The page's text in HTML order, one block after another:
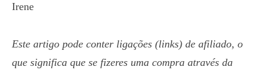
Irene
Este artigo pode conter ligações (links) de afiliado, o
que significa que se fizeres uma compra através da